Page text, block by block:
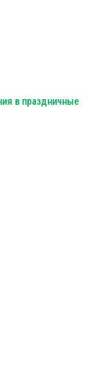
в праздничные